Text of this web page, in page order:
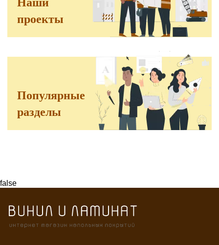
проекты
Популярные
разделы
false